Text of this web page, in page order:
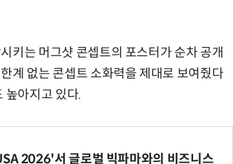
키는 머그샷 콘셉트의 포스터가 순차 공개
계 없는 콘셉트 소화력을 제대로 보여줬다
높아지고 있다.
2026'서 글로벌 빅파마와의 비즈니스